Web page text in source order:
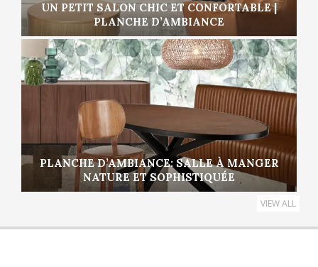
UN PETIT SALON CHIC ET CONFORTABLE |
PLANCHE D’AMBIANCE
PLANCHE D’AMBIANCE: SALLE À MANGER
NATURE ET SOPHISTIQUÉE
VIEW ALL